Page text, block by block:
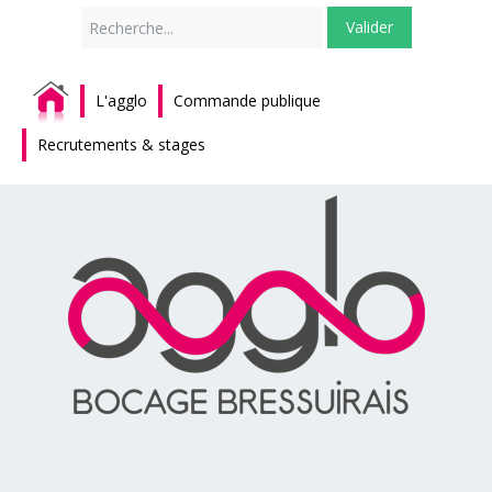
Valider
L'agglo Commande publique
Recrutements & stages